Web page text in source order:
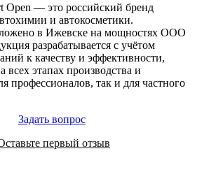
Open — это российский бренд
и автокосметики.
в Ижевске на мощностях ООО
разрабатывается с учётом
к качеству и эффективности,
всех этапах производства и
профессионалов, так и для частного
Задать вопрос
первый отзыв